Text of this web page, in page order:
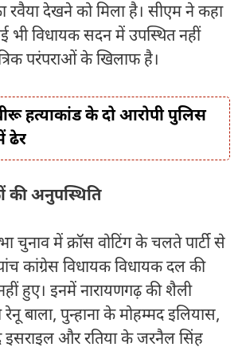
रवैया देखने को मिला है। सीएम ने कहा
भी विधायक सदन में उपस्थित नहीं
परंपराओं के खिलाफ है।
हत्याकांड के दो आरोपी पुलिस
ढेर
की अनुपस्थिति
चुनाव में क्रॉस वोटिंग के चलते पार्टी से
कांग्रेस विधायक विधायक दल की
हुए। इनमें नारायणगढ़ की शैली
रेनू बाला, पुन्हाना के मोहम्मद इलियास,
इसराइल और रतिया के जरनैल सिंह